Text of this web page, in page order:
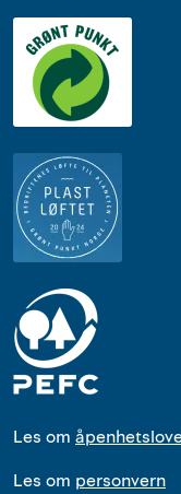
Les om
Les om personvern